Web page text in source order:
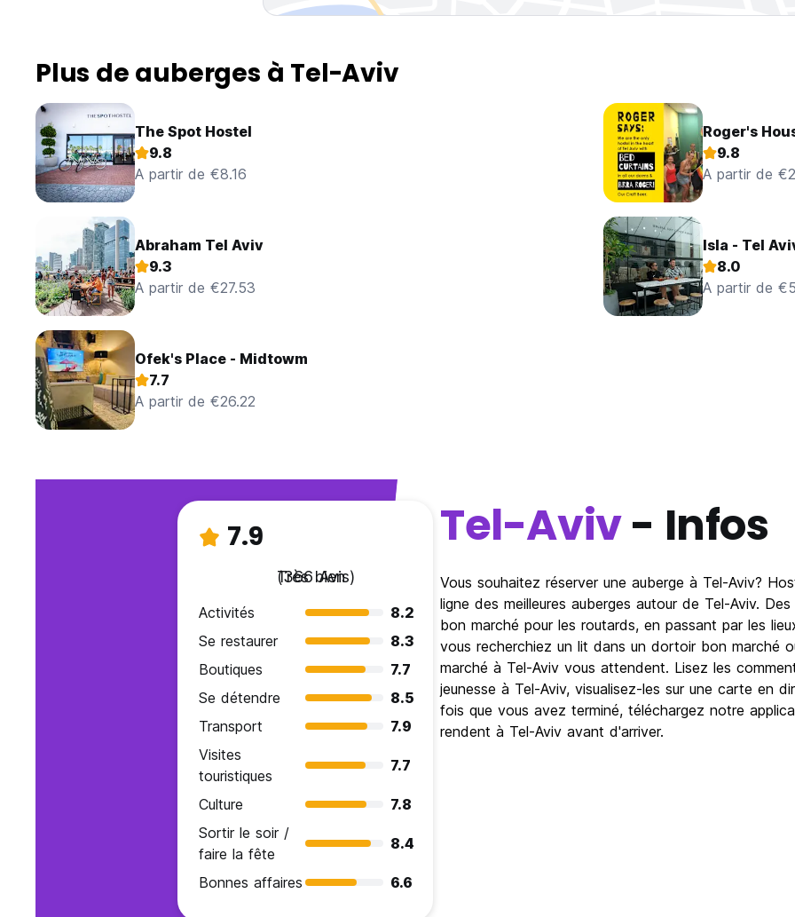
Plus de auberges à Tel-Aviv
The Spot Hostel
9.8
A partir de €8.16
Roger's
9.8
A partir de
Abraham Tel Aviv
9.3
A partir de €27.53
Isla - Tel
8.0
A partir de
Ofek's Place - Midtowm
7.7
A partir de €26.22
7.9
Très bien
(366 Avis)
Activités
8.2
Se restaurer
8.3
Boutiques
7.7
Se détendre
8.5
Transport
7.9
Visites
touristiques
7.7
Culture
7.8
Sortir le soir /
faire la fête
8.4
Bonnes affaires 6.6
Tel-Aviv- Infos
Vous souhaitez réserver une auberge à Tel-Aviv?
ligne des meilleures auberges autour de Tel-Aviv.
bon marché pour les routards, en passant par les
vous recherchiez un lit dans un dortoir bon marché
marché à Tel-Aviv vous attendent. Lisez les
jeunesse à Tel-Aviv, visualisez-les sur une carte en
fois que vous avez terminé, téléchargez notre
rendent à Tel-Aviv avant d'arriver.